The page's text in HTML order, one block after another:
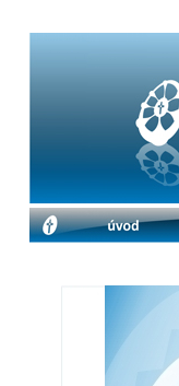
ZAHRADNÍ
úvod